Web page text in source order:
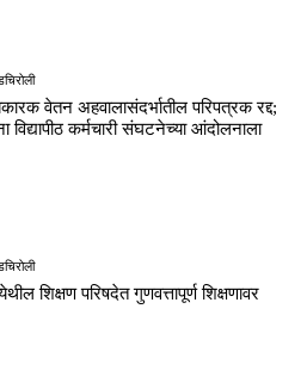
वेतन अहवालासंदर्भातील परिपत्रक रद्द;
विद्यापीठ कर्मचारी संघटनेच्या आंदोलनाला
शिक्षण परिषदेत गुणवत्तापूर्ण शिक्षणावर